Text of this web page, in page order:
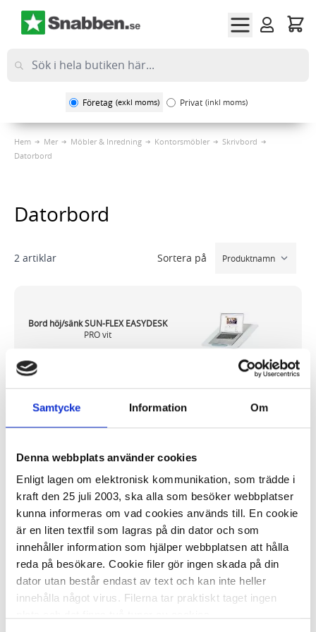
Samtycke Information Om
Denna webbplats använder cookies
Enligt lagen om elektronisk kommunikation, som trädde i
kraft den 25 juli 2003, ska alla som besöker webbplatser
kunna informeras om vad cookies används till. En cookie
är en liten textfil som lagras på din dator och som
innehåller information som hjälper webbplatsen att hålla
reda på besökare. Cookie filer gör ingen skada på din
dator utan består endast av text och kan inte heller
innehålla något virus. Filerna tar praktiskt taget ingen
Företag (exkl moms) Privat (inkl moms)
Hem Mer Möbler & Inredning Kontorsmöbler
Skrivbord
Datorbord
Datorbord
2 artiklar Sortera på
Bord höj/sänk SUN-FLEX EASYDESK
PRO vit
På externt lager
- + KÖP
Minibord JOBMATE portabelt large vit
1 296,17 kr/st